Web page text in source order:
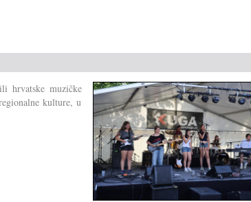
hrvatske muzičke
kulture, u